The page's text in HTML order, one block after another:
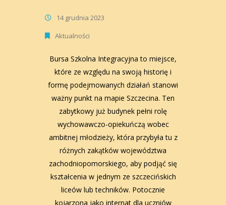
14 grudnia 2023
Aktualności
Bursa Szkolna Integracyjna to miejsce,
które ze względu na swoją historię i
formę podejmowanych działań stanowi
ważny punkt na mapie Szczecina. Ten
zabytkowy już budynek pełni rolę
wychowawczo-opiekuńczą wobec
ambitnej młodzieży, która przybyła tu z
różnych zakątków województwa
zachodniopomorskiego, aby podjąć się
kształcenia w jednym ze szczecińskich
liceów lub techników. Potocznie
kojarzona jako internat dla uczniów